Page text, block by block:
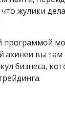
жулики
программой
ахинеи вы
бизнеса,